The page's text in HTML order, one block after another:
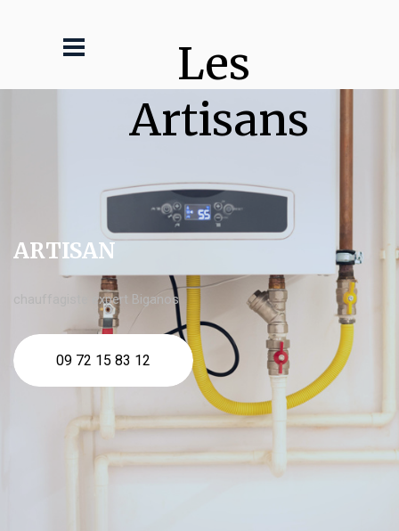
Les
Artisans
ARTISAN
chauffagiste expert Biganos
09 72 15 83 12